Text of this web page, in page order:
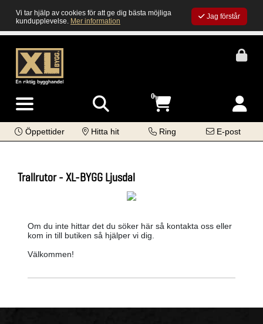
Vi tar hjälp av cookies för att ge dig bästa möjliga
kundupplevelse. Mer information
Jag förstår
0
Öppettider Hitta hit Ring E-post
Trallrutor - XL-BYGG Ljusdal
Om du inte hittar det du söker här så kontakta oss eller
kom in till butiken så hjälper vi dig.
Välkommen!